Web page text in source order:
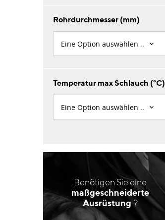
Rohrdurchmesser (mm)
Temperatur max Schlauch (°C)
Benötigen Sie eine
maßgeschneiderte
Ausrüstung ?